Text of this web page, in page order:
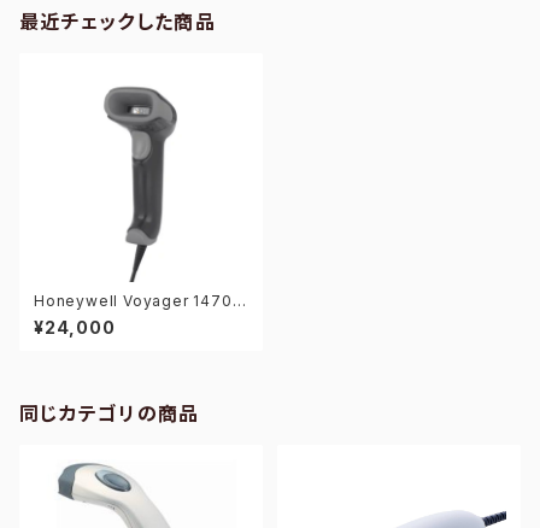
最近チェックした商品
Honeywell Voyager 1470G
1D-USB 1次元バーコードリー
ダー
¥24,000
同じカテゴリの商品